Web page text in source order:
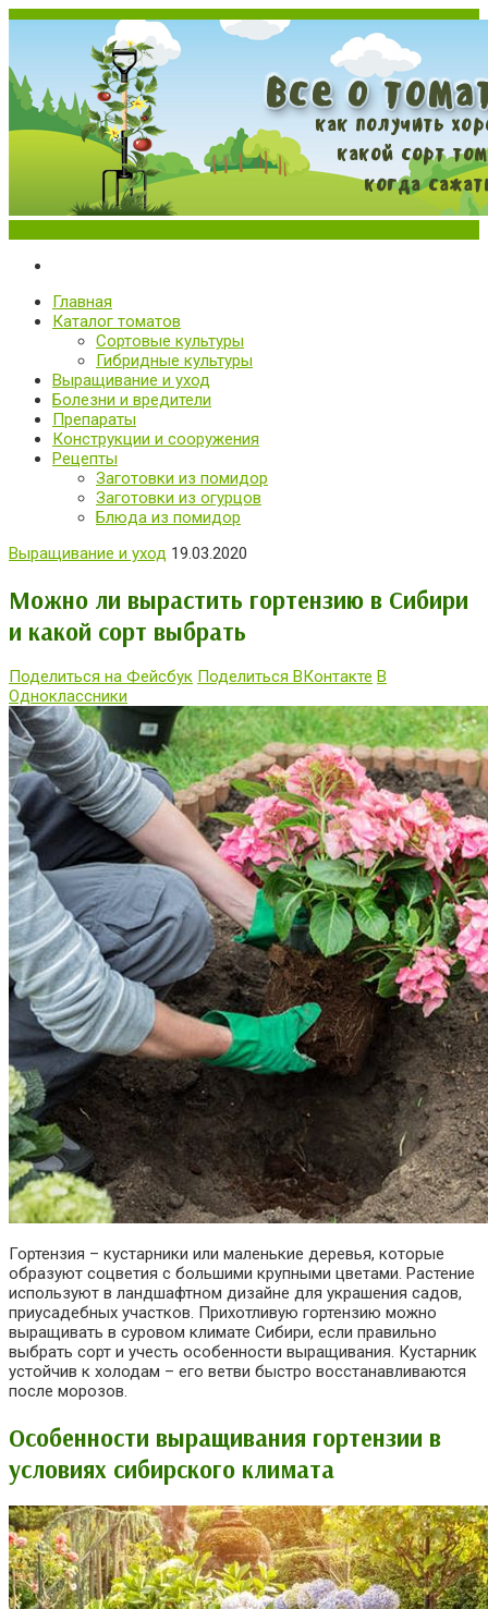
Все о томатах. Выращивание томатов. Сорта и рассада.
Выращивание и уход за томатами
Главная
Каталог томатов
Сортовые культуры
Гибридные культуры
Выращивание и уход
Болезни и вредители
Препараты
Конструкции и сооружения
Рецепты
Заготовки из помидор
Заготовки из огурцов
Блюда из помидор
Выращивание и уход 19.03.2020
Можно ли вырастить гортензию в Сибири
и какой сорт выбрать
Поделиться на Фейсбук Поделиться ВКонтакте В
Одноклассники
Гортензия – кустарники или маленькие деревья, которые
образуют соцветия с большими крупными цветами. Растение
используют в ландшафтном дизайне для украшения садов,
приусадебных участков. Прихотливую гортензию можно
выращивать в суровом климате Сибири, если правильно
выбрать сорт и учесть особенности выращивания. Кустарник
устойчив к холодам – его ветви быстро восстанавливаются
после морозов.
Особенности выращивания гортензии в
условиях сибирского климата